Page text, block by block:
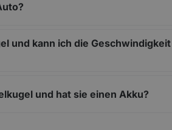
und kann ich die Geschwindigkeit
und hat sie einen Akku?